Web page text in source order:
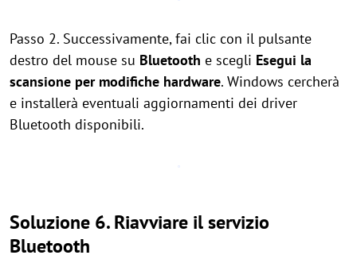
Passo 2. Successivamente, fai clic con il pulsante
destro del mouse su Bluetooth e scegli Esegui la
scansione per modifiche hardware. Windows cercherà
e installerà eventuali aggiornamenti dei driver
Bluetooth disponibili.
Soluzione 6. Riavviare il servizio
Bluetooth